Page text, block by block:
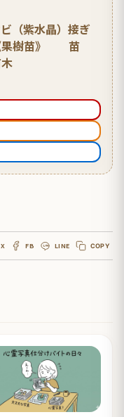
紫水晶）接ぎ
果樹苗》 苗
X FB LINE COPY